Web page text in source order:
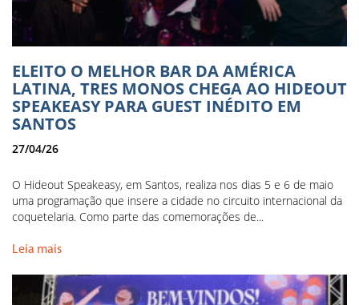
ELEITO O MELHOR BAR DA AMÉRICA
LATINA, TRES MONOS CHEGA AO HIDEOUT
SPEAKEASY PARA GUEST INÉDITO EM
SANTOS
27/04/26
O Hideout Speakeasy, em Santos, realiza nos dias 5 e 6 de maio
uma programação que insere a cidade no circuito internacional da
coquetelaria. Como parte das comemorações de...
Leia mais